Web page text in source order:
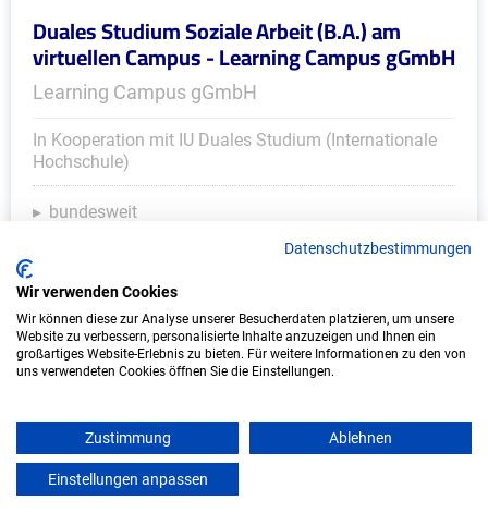
Duales Studium Soziale Arbeit (B.A.) am
virtuellen Campus - Learning Campus gGmbH
Learning Campus gGmbH
In Kooperation mit IU Duales Studium (Internationale
Hochschule)
bundesweit
Weitere Ausbildungsplätze
Kunst & Design - Ausbildungsplätze
Datenschutzbestimmungen
Wir verwenden Cookies
Wir können diese zur Analyse unserer Besucherdaten platzieren, um unsere
Website zu verbessern, personalisierte Inhalte anzuzeigen und Ihnen ein
großartiges Website-Erlebnis zu bieten. Für weitere Informationen zu den von
uns verwendeten Cookies öffnen Sie die Einstellungen.
Zustimmung Ablehnen
Einstellungen anpassen